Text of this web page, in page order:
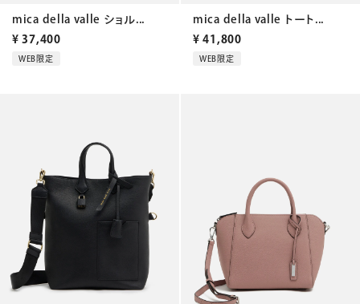
mica della valle ショル...
¥ 37,400
WEB限定
mica della valle トート...
¥ 41,800
WEB限定